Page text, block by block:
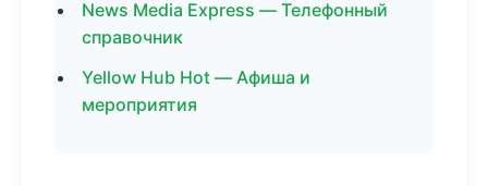
News Media Express — Телефонный
справочник
Yellow Hub Hot — Афиша и
мероприятия